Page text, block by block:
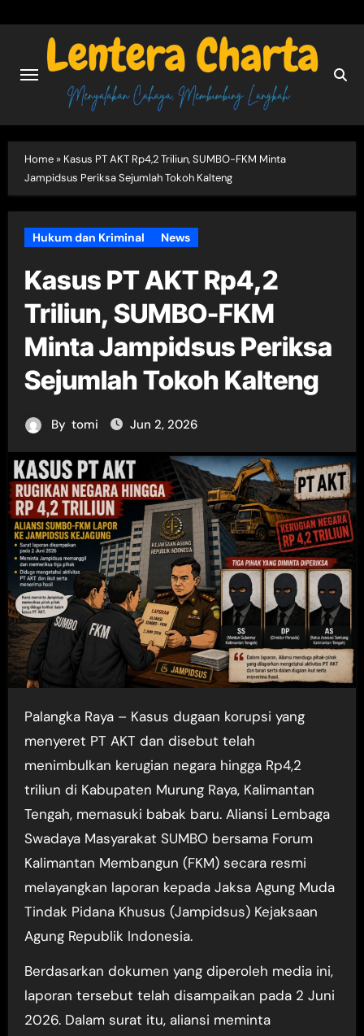
Home» Kasus PT AKT Rp4,2 Triliun, SUMBO-FKM Minta
Jampidsus Periksa Sejumlah Tokoh Kalteng
Hukum dan Kriminal News
Kasus PT AKT Rp4,2
Triliun, SUMBO-FKM
Minta Jampidsus Periksa
Sejumlah Tokoh Kalteng
By tomi Jun 2, 2026
Palangka Raya – Kasus dugaan korupsi yang
menyeret PT AKT dan disebut telah
menimbulkan kerugian negara hingga Rp4,2
triliun di Kabupaten Murung Raya, Kalimantan
Tengah, memasuki babak baru. Aliansi Lembaga
Swadaya Masyarakat SUMBO bersama Forum
Kalimantan Membangun (FKM) secara resmi
melayangkan laporan kepada Jaksa Agung Muda
Tindak Pidana Khusus (Jampidsus) Kejaksaan
Agung Republik Indonesia.
Berdasarkan dokumen yang diperoleh media ini,
laporan tersebut telah disampaikan pada 2 Juni
2026. Dalam surat itu, aliansi meminta